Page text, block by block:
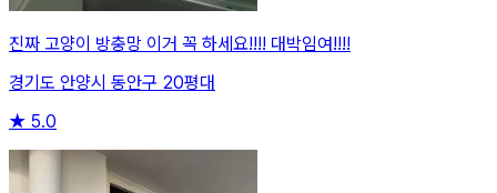
진짜 고양이 방충망 이거 꼭 하세요!!!! 대박임여!!!!
경기도 안양시 동안구 20평대
★ 5.0